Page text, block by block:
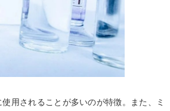
用されることが多いのが特徴。また、ミ